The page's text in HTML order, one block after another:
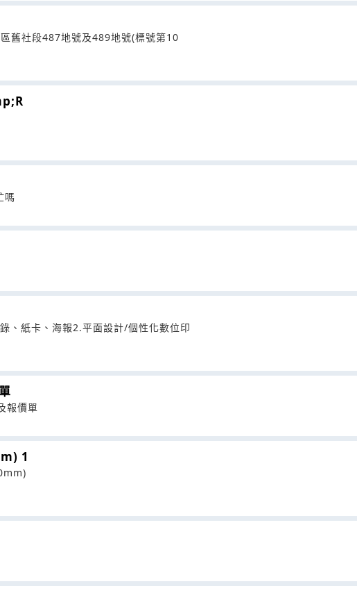
舊社段487地號及489地號(標號第10
嗎
、紙卡、海報2.平面設計/個性化數位印
報價單
1